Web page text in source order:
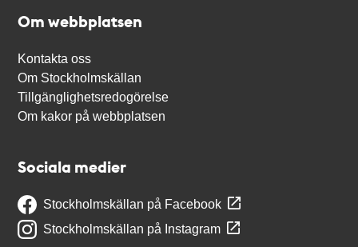
Om webbplatsen
Kontakta oss
Om Stockholmskällan
Tillgänglighetsredogörelse
Om kakor på webbplatsen
Sociala medier
Stockholmskällan på Facebook
Stockholmskällan på Instagram